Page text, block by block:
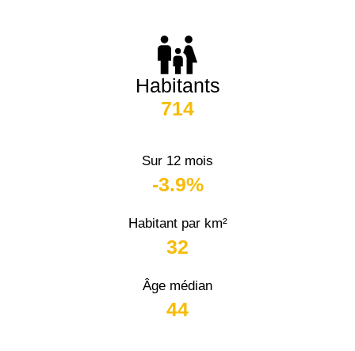
Habitants
714
Sur 12 mois
-3.9%
Habitant par km²
32
Âge médian
44